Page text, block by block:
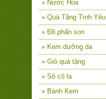
» Nước Hoa
» Quà Tặng Tình Yêu
» Đồ phấn son
» Kem dưỡng da
» Giỏ quà tặng
» Sô cô la
» Bánh Kem